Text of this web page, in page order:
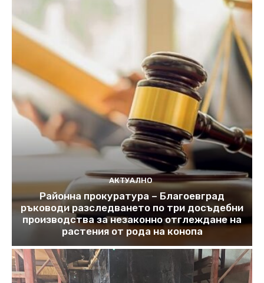
АКТУАЛНО
Районна прокуратура – Благоевград
ръководи разследването по три досъдебни
производства за незаконно отглеждане на
растения от рода на конопа